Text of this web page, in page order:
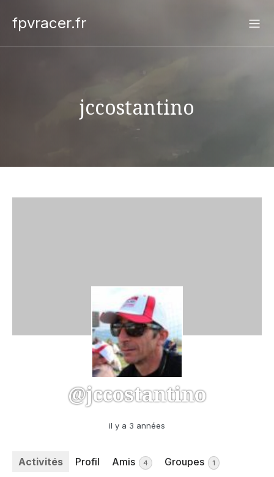
fpvracer.fr
jccostantino
@jccostantino
il y a 3 années
Activités Profil Amis 4 Groupes 1